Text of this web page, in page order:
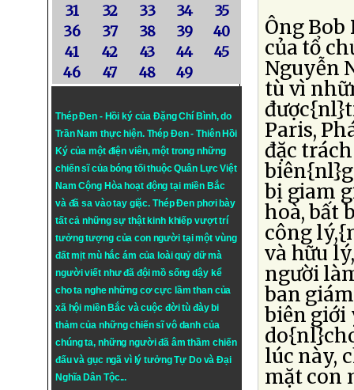
31
32 33 34
35
36
37 38 39
40
41
42 43 44
45
46
47 48 49
Thép Đen - Hồi ký của Đặng Chí Bình, do
Trần Nam thực hiện. Thép Đen- Thiên Hồi
Ký của một điện viên, một trong những
chiến sĩ của bóng tối thuộc Quân Lực Việt
Nam Cộng Hòa hoạt động tại miền Bắc
và đã sa vào tay giặc. Thép Đen phơi bày
tất cả những sự thật kinh khiếp vượt trí
tưởng tượng của con người tại một vùng
đất mịt mù hắc ám của loài quỷ dữ mà
người viết như đã đội mồ sống dậy kể
cho ta nghe những cơ cực lầm than của
xã hội miền Bắc và cuộc đời tù đày bi
thảm của những chiến sĩ vô danh của
chúng ta, những người đã âm thầm chiến
đấu và gục ngã vì lý tưởngTự DovàĐại
Nghĩa Dân Tộc...
Ông
của tổ
Nguyễn
tù vì
Paris,
đặc
bị giam
hoà, bất
công
và hữu
người
ban
biên giới
lúc này,
mặt con